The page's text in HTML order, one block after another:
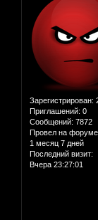
Зарегистрирован:
Приглашений: 0
Сообщений: 7872
Провел на
1 месяц 7 дней
Последний визит:
Вчера 23:27:01